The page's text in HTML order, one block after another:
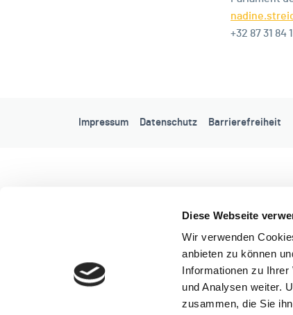
Diese Webseite
Wir verwenden
anbieten zu können
Informationen zu
und Analysen weiter.
zusammen, die Sie
+32 87 31 84
Impressum Datenschutz Barrierefreiheit